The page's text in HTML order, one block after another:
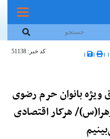
|
|
|
|
کد خبر: 51138
ویژه بانوان حرم رضوی
هرکار اقتصادی